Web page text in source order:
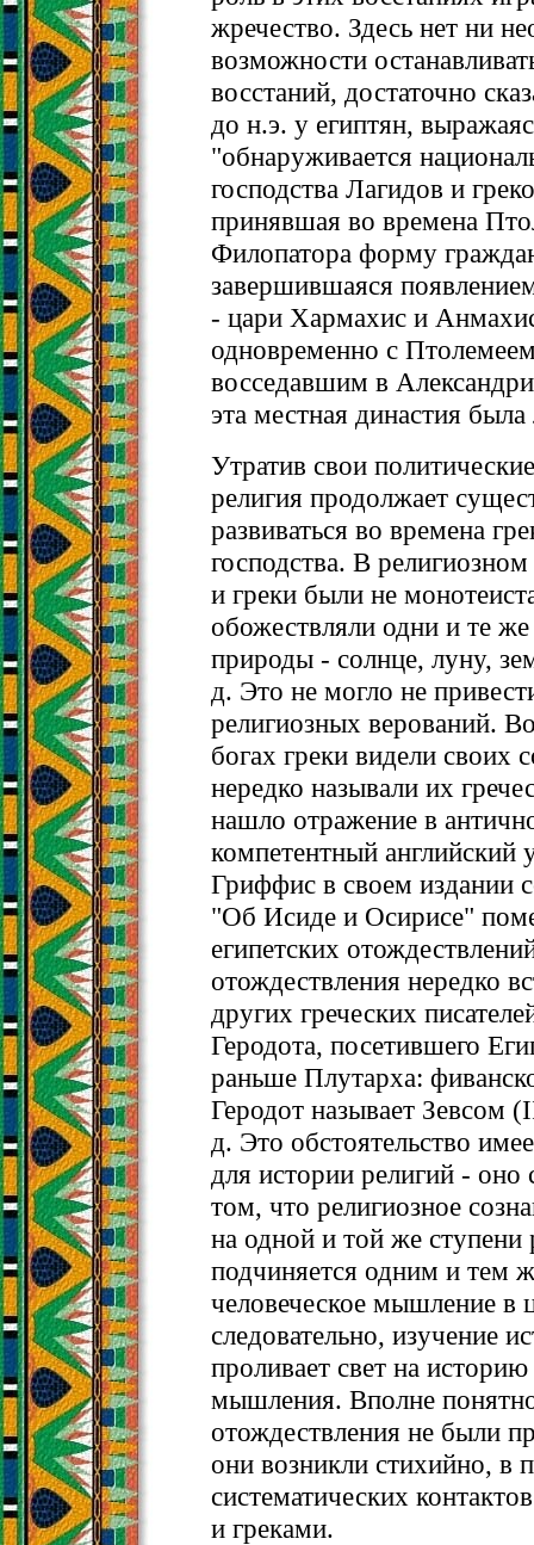
жречество. Здесь нет ни
возможности
восстаний, достаточно
до н.э. у египтян,
"обнаруживается
господства Лагидов и
принявшая во времена
Филопатора форму
завершившаяся
- цари Хармахис и
одновременно с
восседавшим в
эта местная династия
Утратив свои
религия продолжает
развиваться во времена
господства. В
и греки были не
обожествляли одни и те
природы - солнце, луну,
д. Это не могло не
религиозных верований.
богах греки видели своих
нередко называли их
нашло отражение в
компетентный
Гриффис в своем издании
"Об Исиде и Осирисе"
египетских
отождествления нередко
других греческих
Геродота, посетившего
раньше Плутарха:
Геродот называет Зевсом
д. Это обстоятельство
для истории религий - оно
том, что религиозное
на одной и той же ступени
подчиняется одним и тем
человеческое мышление в
следовательно, изучение
проливает свет на
мышления. Вполне
отождествления не были
они возникли стихийно, в
систематических
и греками.